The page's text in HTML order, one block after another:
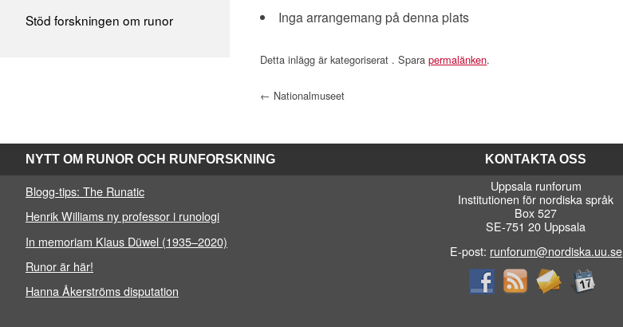
Stöd forskningen om runor
Inga arrangemang på denna plats
Detta inlägg är kategoriserat . Sparapermalänken.
Post navigation
← Nationalmuseet
NYTT OM RUNOR OCH RUNFORSKNING
Blogg-tips: The Runatic
Henrik Williams ny professor i runologi
In memoriam Klaus Düwel (1935–2020)
Runor är här!
Hanna Åkerströms disputation
KONTAKTA OSS
Uppsala runforum
Institutionen för nordiska språk
Box 527
SE-751 20 Uppsala
E-post: runforum@nordiska.uu.se